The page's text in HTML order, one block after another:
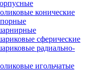
конические
сферические
радиально-
игольчатые